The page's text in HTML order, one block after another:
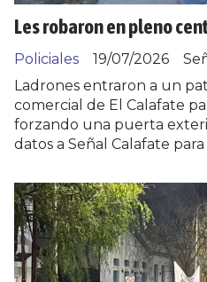
Les robaron en pleno
Policiales
19/07/2026
Ladrones entraron a un
comercial de El Calafate
forzando una puerta
datos a Señal Calafate